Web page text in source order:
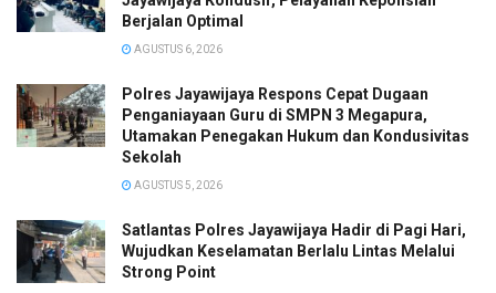
Berjalan Optimal
AGUSTUS 6, 2026
Polres Jayawijaya Respons Cepat Dugaan
Penganiayaan Guru di SMPN 3 Megapura,
Utamakan Penegakan Hukum dan Kondusivitas
Sekolah
AGUSTUS 5, 2026
Satlantas Polres Jayawijaya Hadir di Pagi Hari,
Wujudkan Keselamatan Berlalu Lintas Melalui
Strong Point